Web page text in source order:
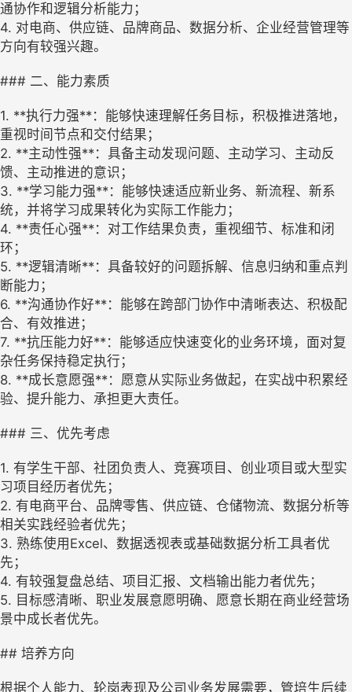
通协作和逻辑分析能力；
4. 对电商、供应链、品牌商品、数据分析、企业经营管理等
方向有较强兴趣。
### 二、能力素质
1. **执行力强**：能够快速理解任务目标，积极推进落地，
重视时间节点和交付结果；
2. **主动性强**：具备主动发现问题、主动学习、主动反
馈、主动推进的意识；
3. **学习能力强**：能够快速适应新业务、新流程、新系
统，并将学习成果转化为实际工作能力；
4. **责任心强**：对工作结果负责，重视细节、标准和闭
环；
5. **逻辑清晰**：具备较好的问题拆解、信息归纳和重点判
断能力；
6. **沟通协作好**：能够在跨部门协作中清晰表达、积极配
合、有效推进；
7. **抗压能力好**：能够适应快速变化的业务环境，面对复
杂任务保持稳定执行；
8. **成长意愿强**：愿意从实际业务做起，在实战中积累经
验、提升能力、承担更大责任。
### 三、优先考虑
1. 有学生干部、社团负责人、竞赛项目、创业项目或大型实
习项目经历者优先；
2. 有电商平台、品牌零售、供应链、仓储物流、数据分析等
相关实践经验者优先；
3. 熟练使用Excel、数据透视表或基础数据分析工具者优
先；
4. 有较强复盘总结、项目汇报、文档输出能力者优先；
5. 目标感清晰、职业发展意愿明确、愿意长期在商业经营场
景中成长者优先。
## 培养方向
根据个人能力、轮岗表现及公司业务发展需要，管培生后续